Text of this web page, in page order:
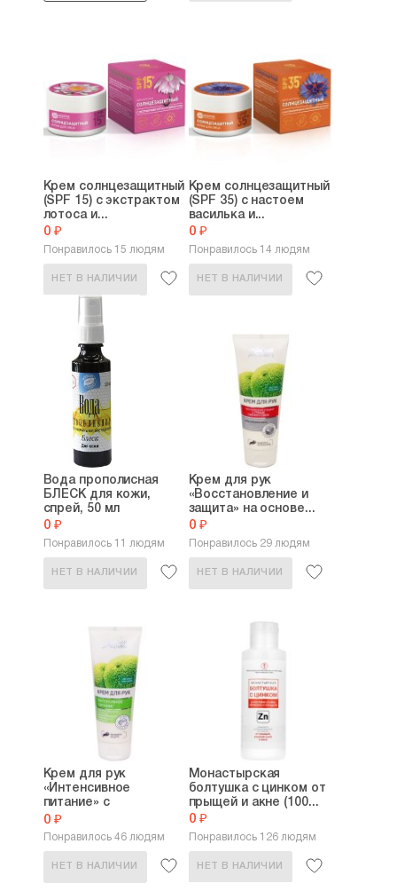
Крем солнцезащитный
(SPF 15) с экстрактом
лотоса и...
0 ₽
Понравилось 15 людям
НЕТ В НАЛИЧИИ
Крем солнцезащитный
(SPF 35) с настоем
василька и...
0 ₽
Понравилось 14 людям
НЕТ В НАЛИЧИИ
Вода прополисная
БЛЕСК для кожи,
спрей, 50 мл
0 ₽
Понравилось 11 людям
НЕТ В НАЛИЧИИ
Крем для рук
«Восстановление и
защита» на основе...
0 ₽
Понравилось 29 людям
НЕТ В НАЛИЧИИ
Крем для рук
«Интенсивное
питание» с
экстрактом...
0 ₽
Понравилось 46 людям
НЕТ В НАЛИЧИИ
Монастырская
болтушка с цинком от
прыщей и акне (100...
0 ₽
Понравилось 126 людям
НЕТ В НАЛИЧИИ